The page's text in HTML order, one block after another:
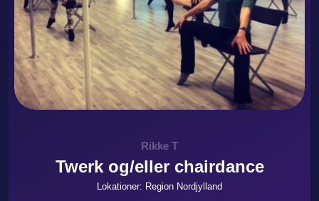
Rikke T
Twerk og/eller chairdance
Lokationer: Region Nordjylland